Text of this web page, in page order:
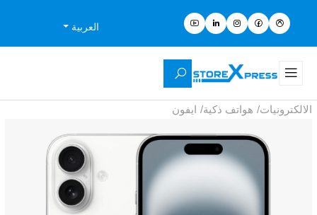
العربية
الالكترونيات/ هواتف ذكية/ ايفون